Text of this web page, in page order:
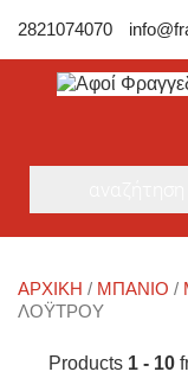
2821074070
ΑΡΧΙΚΉ / ΜΠΑΝΙΟ /
ΛΌΥΤΡΟΎ
Products 1 - 10